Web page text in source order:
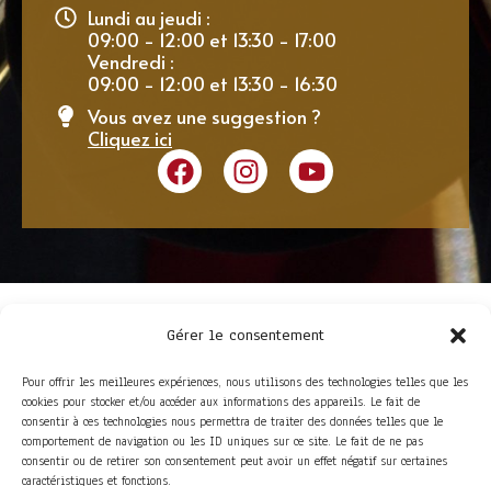
Gérer le consentement
Pour offrir les meilleures expériences, nous utilisons des technologies telles que les
cookies pour stocker et/ou accéder aux informations des appareils. Le fait de
consentir à ces technologies nous permettra de traiter des données telles que le
comportement de navigation ou les ID uniques sur ce site. Le fait de ne pas
consentir ou de retirer son consentement peut avoir un effet négatif sur certaines
caractéristiques et fonctions.
Lundi au jeudi :
09:00 - 12:00 et 13:30 - 17:00
Vendredi :
09:00 - 12:00 et 13:30 - 16:30
Vous avez une suggestion ?
Cliquez ici
ACCÈS RAPIDE